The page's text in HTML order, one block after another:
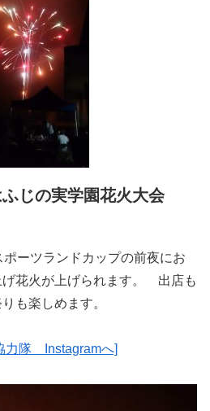
じの実学園花火大会
ーツランドカップの前夜にお
げ花火が上げられます。 出店も
も楽しめます。
力隊 Instagramへ]